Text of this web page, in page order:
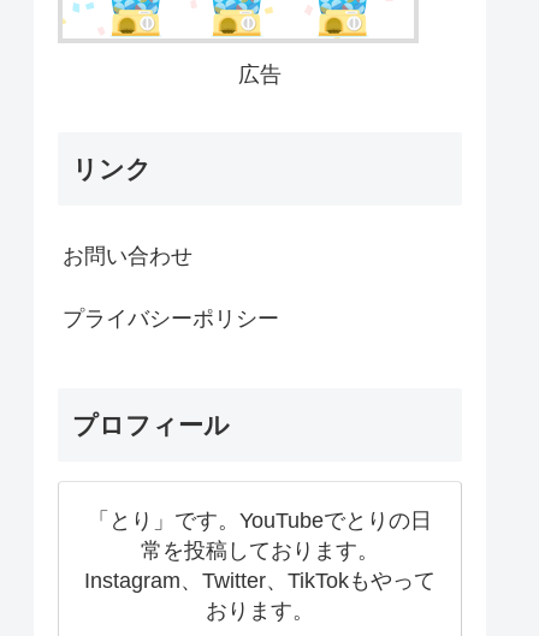
広告
リンク
お問い合わせ
プライバシーポリシー
プロフィール
「とり」です。YouTubeでとりの日
常を投稿しております。
Instagram、Twitter、TikTokもやって
おります。